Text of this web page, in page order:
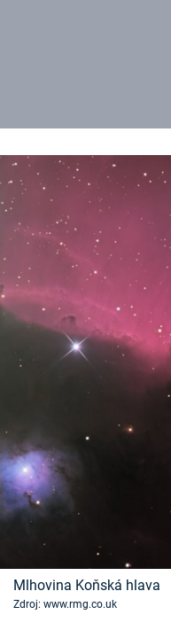
Mlhovina Koňská hlava
Zdroj: www.rmg.co.uk